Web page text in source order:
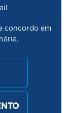
concordo em